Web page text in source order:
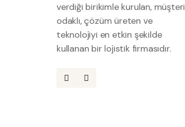
verdiği birikimle kurulan, müşteri
odaklı, çözüm üreten ve
teknolojiyi en etkin şekilde
kullanan bir lojistik firmasıdır.